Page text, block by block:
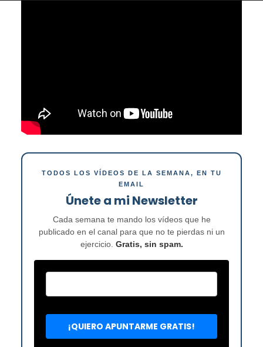
TODOS LOS VÍDEOS DE LA SEMANA, EN TU
EMAIL
Únete a mi Newsletter
Cada semana te mando los vídeos que he
publicado en el canal para que no te pierdas ni un
ejercicio. Gratis, sin spam.